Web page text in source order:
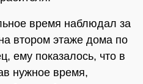
время наблюдал за
втором этаже дома по
ему показалось, что в
нужное время,